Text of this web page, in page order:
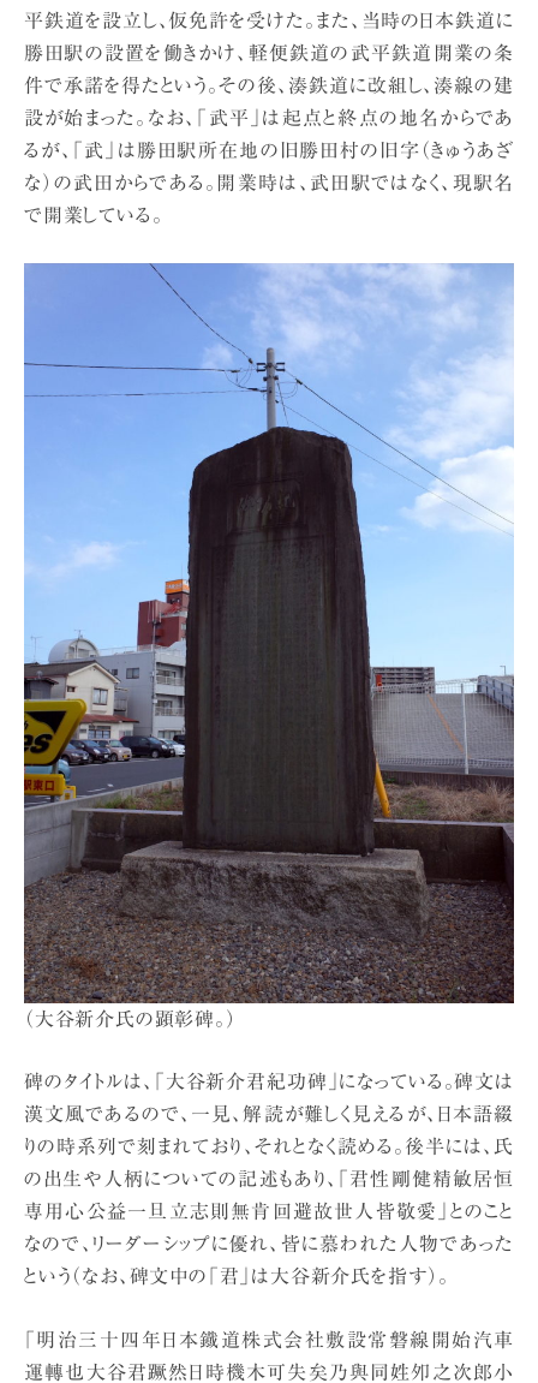
平鉄道を設立し、仮免許を受けた。また、当時の日本鉄道に
勝田駅の設置を働きかけ、軽便鉄道の武平鉄道開業の条
件で承諾を得たという。その後、湊鉄道に改組し、湊線の建
設が始まった。なお、「武平」は起点と終点の地名からであ
るが、「武」は勝田駅所在地の旧勝田村の旧字（きゅうあざ
な）の武田からである。開業時は、武田駅ではなく、現駅名
で開業している。
（大谷新介氏の顕彰碑。）
碑のタイトルは、「大谷新介君紀功碑」になっている。碑文は
漢文風であるので、一見、解読が難しく見えるが、日本語綴
りの時系列で刻まれており、それとなく読める。後半には、氏
の出生や人柄についての記述もあり、「君性剛健精敏居恒
専用心公益一旦立志則無肯回避故世人皆敬愛」とのこと
なので、リーダーシップに優れ、皆に慕われた人物であった
という（なお、碑文中の「君」は大谷新介氏を指す）。
「明治三十四年日本鐡道株式会社敷設常磐線開始汽車
運轉也大谷君蹶然日時機木可失矣乃與同姓夘之次郎小